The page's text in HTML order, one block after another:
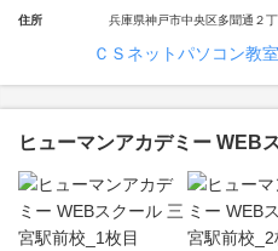
住所 兵庫県神戸市中央区多聞通２
ＣＳネットパソコン教
ヒューマンアカデミー WEB